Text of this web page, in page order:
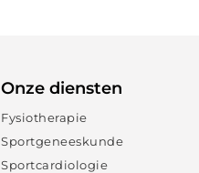
Onze diensten
Fysiotherapie
Sportgeneeskunde
Sportcardiologie